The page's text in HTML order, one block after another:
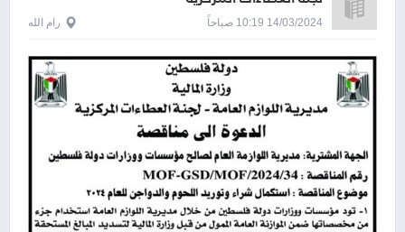
14/03/2024 10:19 صباحاً رام الله